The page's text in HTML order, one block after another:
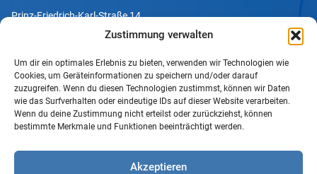
Zustimmung verwalten
Um dir ein optimales Erlebnis zu bieten, verwenden wir Technologien wie
Cookies, um Geräteinformationen zu speichern und/oder darauf
zuzugreifen. Wenn du diesen Technologien zustimmst, können wir Daten
wie das Surfverhalten oder eindeutige IDs auf dieser Website verarbeiten.
Wenn du deine Zustimmung nicht erteilst oder zurückziehst, können
bestimmte Merkmale und Funktionen beeinträchtigt werden.
Akzeptieren
Prinz-Friedrich-Karl-Straße 14
Tel. +49 231 952052-10
Fax +49 231 952052-60
e-Mail info@uv-do.de
Internet www.uv-do.de